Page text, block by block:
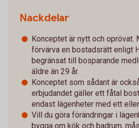
Nackdelar
Konceptet är nytt och oprövat.
förvärva en bostadsrätt enligt
begränsat till bosparande
äldre än 29 år.
Konceptet som sådant är
erbjudandet gäller ett fåtal
endast lägenheter med ett
Vill du göra förändringar i
bygga om kök och badrum,